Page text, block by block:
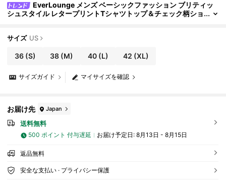
EverLounge メンズ ベーシックファッション ブリティッ
シュスタイル レタープリントTシャツトップ＆チェック柄ショ
サイズ US
36(S) 38 (M) 40(L) 42 (XL)
マイサイズを確認
サイズガイド
お届け先 Japan
送料無料
500 ポイント 付与遅延 お届け予定日: 8月13日 - 8月15日
返品無料
安全な支払い · プライバシー保護